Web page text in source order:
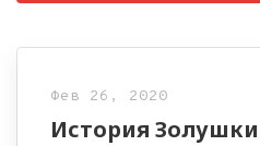
Фев 26, 2020
История